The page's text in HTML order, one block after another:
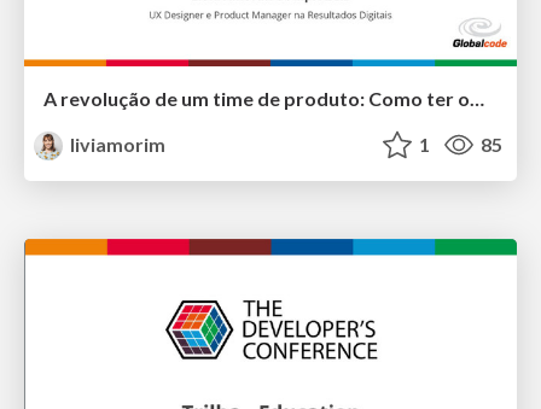
A revolução de um time de produto: Como ter ownership e arrumar a casa
liviamorim
1 85